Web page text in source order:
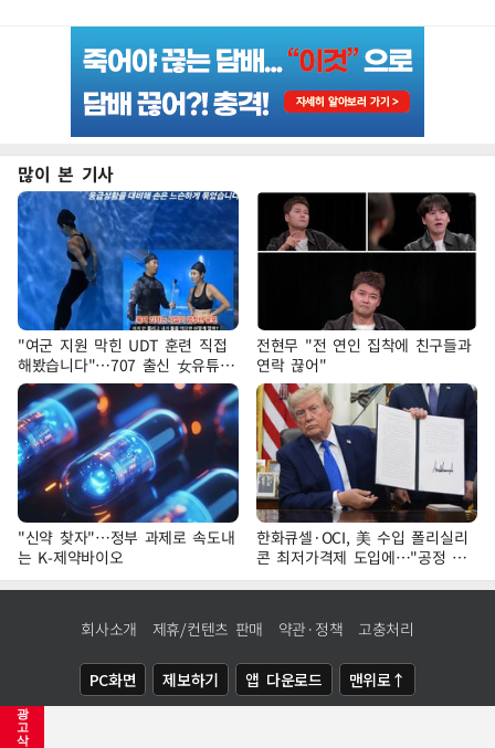
광
고
삭
많이 본 기사
"여군 지원 막힌 UDT 훈련 직접
해봤습니다"…707 출신 女유튜버
'완벽 소화'
전현무 "전 연인 집착에 친구들과
연락 끊어"
"신약 찾자"…정부 과제로 속도내
는 K-제약바이오
한화큐셀·OCI, 美 수입 폴리실리
콘 최저가격제 도입에…"공정 경
쟁·수익성 개선 환영"
회사소개 제휴/컨텐츠 판매 약관·정책 고충처리
PC화면 제보하기 앱 다운로드 맨위로↑